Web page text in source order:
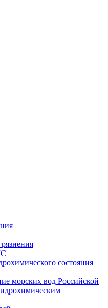
состояния
морских вод Российской